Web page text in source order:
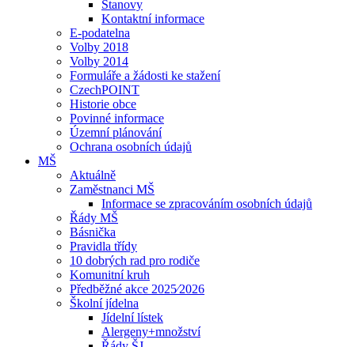
Stanovy
Kontaktní informace
E-podatelna
Volby 2018
Volby 2014
Formuláře a žádosti ke stažení
CzechPOINT
Historie obce
Povinné informace
Územní plánování
Ochrana osobních údajů
MŠ
Aktuálně
Zaměstnanci MŠ
Informace se zpracováním osobních údajů
Řády MŠ
Básnička
Pravidla třídy
10 dobrých rad pro rodiče
Komunitní kruh
Předběžné akce 2025⁄2026
Školní jídelna
Jídelní lístek
Alergeny+množství